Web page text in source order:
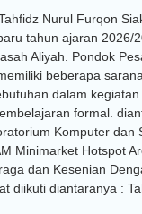
Nurul Furqon
tahun ajaran 2026/
Aliyah. Pondok
beberapa
dalam
formal.
Komputer dan
Minimarket Hotspot
dan Kesenian
diikuti diantaranya :